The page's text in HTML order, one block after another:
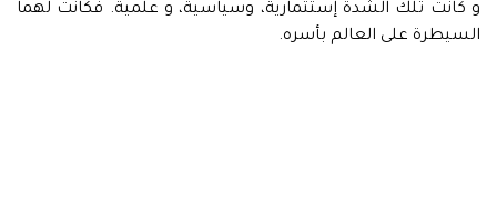
و كانت تلك الشدة إستثمارية، وسياسية، و علمية. فكانت لهما
السيطرة على العالم بأسره.